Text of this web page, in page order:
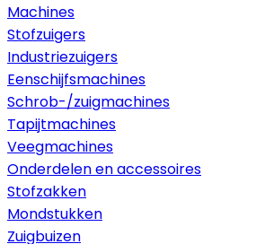
Machines
Stofzuigers
Industriezuigers
Eenschijfsmachines
Schrob-/zuigmachines
Tapijtmachines
Veegmachines
Onderdelen en accessoires
Stofzakken
Mondstukken
Zuigbuizen